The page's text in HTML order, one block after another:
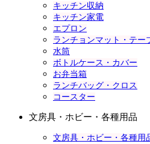
キッチン収納
キッチン家電
エプロン
ランチョンマット・テー
水筒
ボトルケース・カバー
お弁当箱
ランチバッグ・クロス
コースター
文房具・ホビー・各種用品
文房具・ホビー・各種用